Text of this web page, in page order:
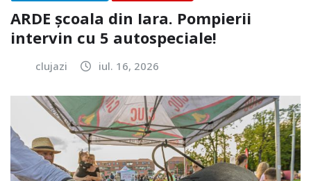
ARDE școala din Iara. Pompierii
intervin cu 5 autospeciale!
clujazi iul. 16, 2026